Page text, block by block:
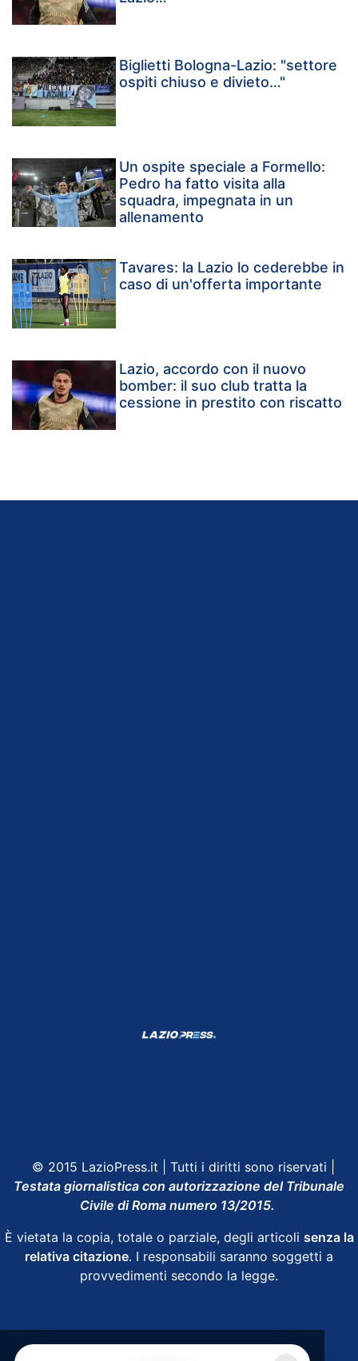
Biglietti Bologna-Lazio: "settore
ospiti chiuso e divieto…"
Un ospite speciale a Formello:
Pedro ha fatto visita alla
squadra, impegnata in un
allenamento
Tavares: la Lazio lo cederebbe in
caso di un'offerta importante
Lazio, accordo con il nuovo
bomber: il suo club tratta la
cessione in prestito con riscatto
© 2015 LazioPress.it | Tutti i diritti sono riservati |
Testata giornalistica con autorizzazione del Tribunale
Civile di Roma numero 13/2015.
È vietata la copia, totale o parziale, degli articoli senza la
relativa citazione. I responsabili saranno soggetti a
provvedimenti secondo la legge.